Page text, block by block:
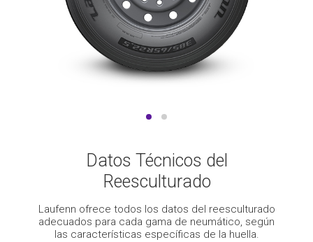
Datos Técnicos del
Reesculturado
Laufenn ofrece todos los datos del reesculturado
adecuados para cada gama de neumático, según
las características específicas de la huella.